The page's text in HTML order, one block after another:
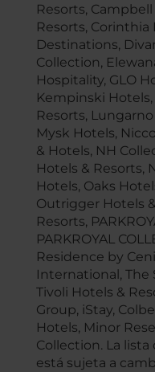
Resorts,
Resorts, Corinthia
Destinations,
Collection,
Hospitality, GLO
Kempinski Hotels,
Resorts,
Mysk Hotels,
& Hotels, NH
Hotels & Resorts,
Hotels, Oaks
Outrigger Hotels
Resorts,
PARKROYAL
Residence by
International, The
Tivoli Hotels &
Group, iStay,
Hotels, Minor
Collection. La lista
está sujeta a